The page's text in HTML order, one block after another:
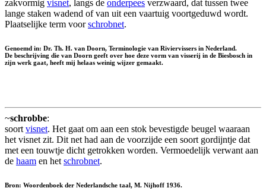
zakvormig visnet, langs de onderpees verzwaard, dat tussen twee
lange staken wadend of van uit een vaartuig voortgeduwd wordt.
Plaatselijke term voorschrobnet.
Genoemd in: Dr. Th. H. van Doorn, Terminologie van Riviervissers in Nederland.
De beschrijving die van Doorn geeft over hoe deze vorm van visserij in de Biesbosch in
zijn werk gaat, heeft mij helaas weinig wijzer gemaakt.
~schrobbe:
soort visnet. Het gaat om aan een stok bevestigde beugel waaraan
het visnet zit. Dit net had aan de voorzijde een soort gordijntje dat
met een touwtje dicht getrokken worden. Vermoedelijk verwant aan
de haam en het schrobnet.
Bron: Woordenboek der Nederlandsche taal, M. Nijhoff 1936.